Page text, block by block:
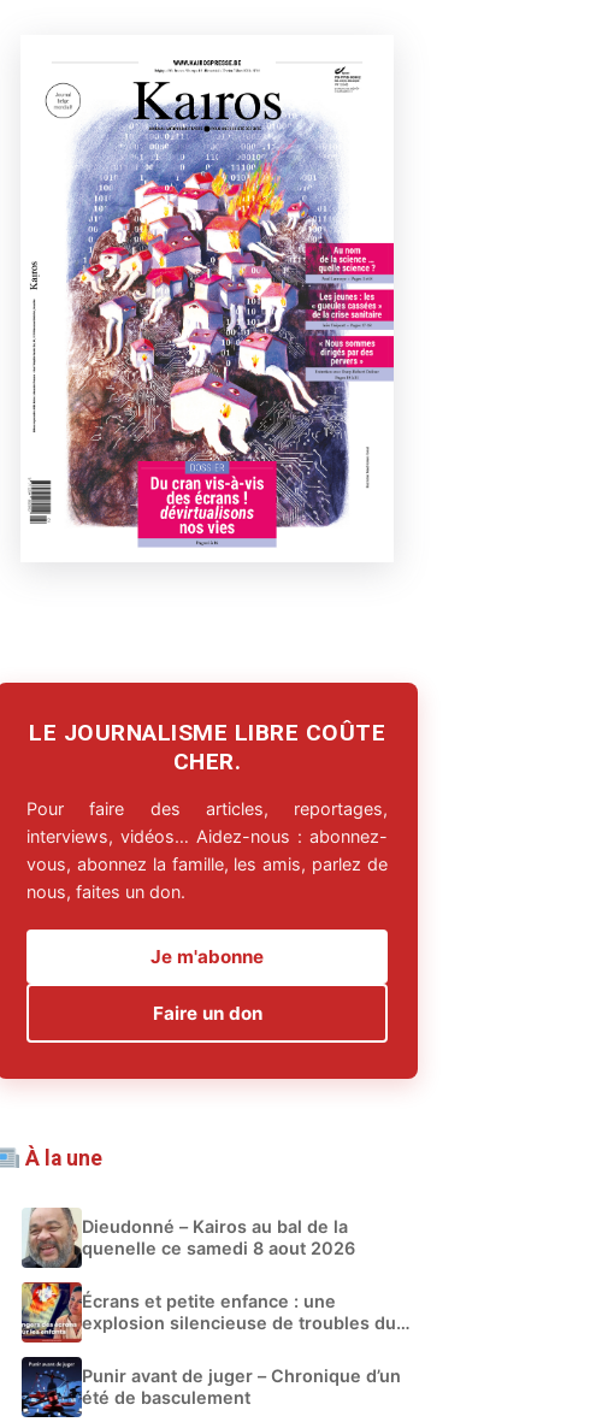
LE JOURNALISME LIBRE COÛTE
CHER.
Pour faire des articles, reportages,
interviews, vidéos… Aidez-nous : abonnez-
vous, abonnez la famille, les amis, parlez de
nous, faites un don.
Je m'abonne
Faire un don
À la une
Dieudonné – Kairos au bal de la
quenelle ce samedi 8 aout 2026
Écrans et petite enfance : une
explosion silencieuse de troubles du
Punir avant de juger – Chronique d’un
été de basculement